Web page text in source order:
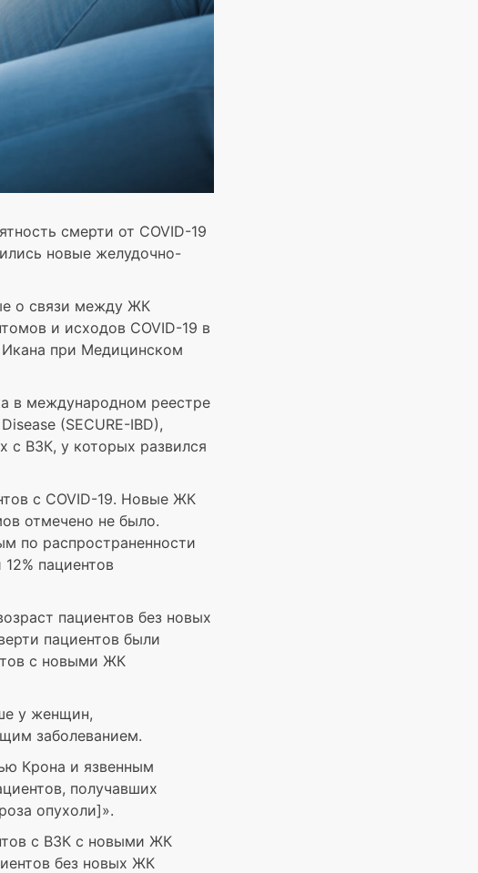
смерти от COVID-19
новые желудочно-
о связи между ЖК
и исходов COVID-19 в
при Медицинском
в международном реестре
(SECURE-IBD),
с ВЗК, у которых развился
с COVID-19. Новые ЖК
отмечено не было.
по распространенности
пациентов
пациентов без новых
пациентов были
с новыми ЖК
у женщин,
заболеванием.
Крона и язвенным
получавших
опухоли]».
с ВЗК с новыми ЖК
без новых ЖК